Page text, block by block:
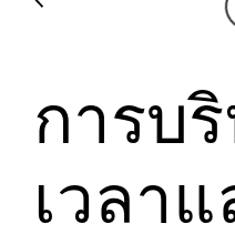
การบ
เวลา